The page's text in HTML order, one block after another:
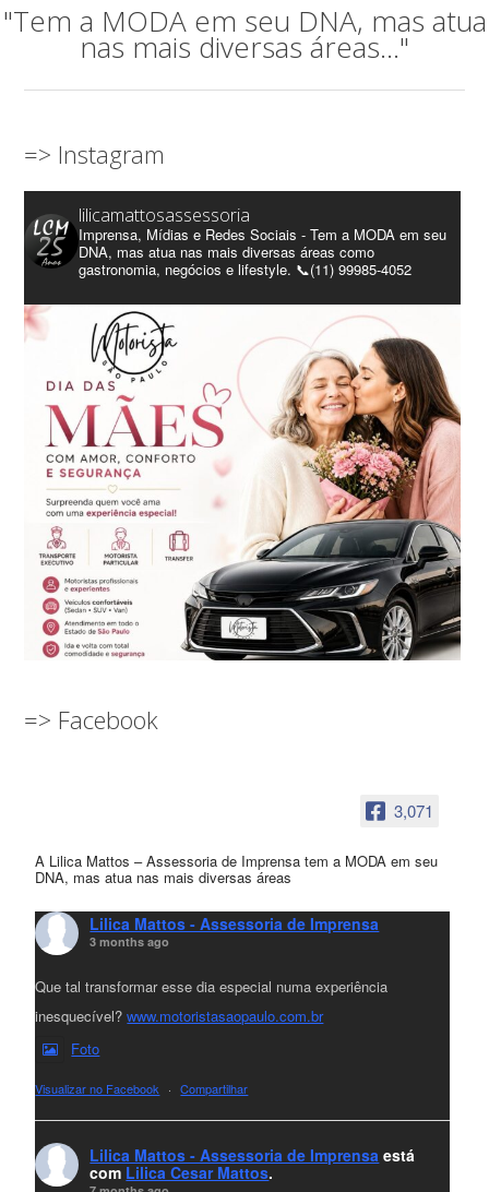
"Tem a MODA em seu DNA, mas atua
nas mais diversas áreas..."
=> Instagram
lilicamattosassessoria
Imprensa, Mídias e Redes Sociais - Tem a MODA em seu
DNA, mas atua nas mais diversas áreas como
gastronomia, negócios e lifestyle. 📞(11) 99985-4052
=> Facebook
3,071
A Lilica Mattos – Assessoria de Imprensa tem a MODA em seu
DNA, mas atua nas mais diversas áreas
Lilica Mattos - Assessoria de Imprensa
3 months ago
Que tal transformar esse dia especial numa experiência
inesquecível?www.motoristasaopaulo.com.br
Foto
Visualizar no Facebook · Compartilhar
Lilica Mattos - Assessoria de Imprensa está
com Lilica Cesar Mattos.